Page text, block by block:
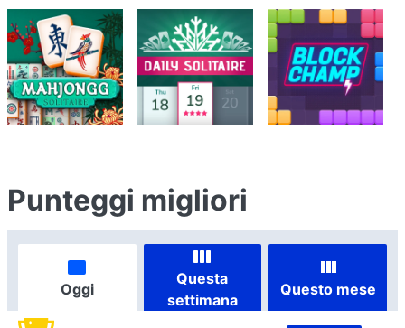
Punteggi migliori
Oggi
Questa
settimana
Questo mese